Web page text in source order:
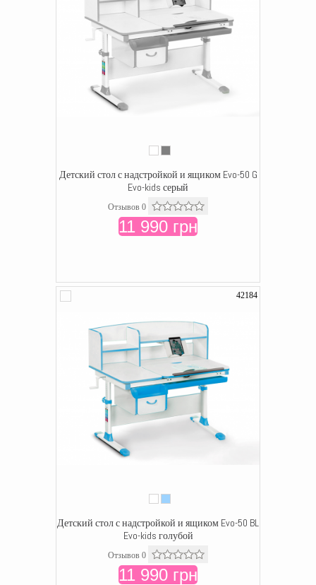
Детский стол с надстройкой и ящиком Evo-50 G
Evo-kids серый
Отзывов 0
11 990 грн
42184
Детский стол с надстройкой и ящиком Evo-50 BL
Evo-kids голубой
Отзывов 0
11 990 грн